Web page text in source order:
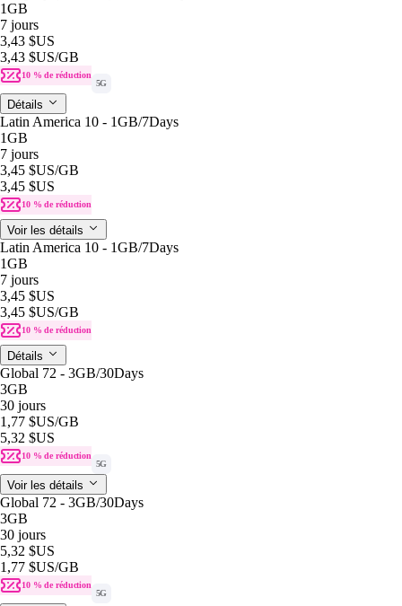
1GB
7 jours
3,43 $US
3,43 $US/GB
10 % de réduction
5G
Détails
Latin America 10 - 1GB/7Days
1GB
7 jours
3,45 $US/GB
3,45 $US
10 % de réduction
Voir les détails
Latin America 10 - 1GB/7Days
1GB
7 jours
3,45 $US
3,45 $US/GB
10 % de réduction
Détails
Global 72 - 3GB/30Days
3GB
30 jours
1,77 $US/GB
5,32 $US
10 % de réduction
5G
Voir les détails
Global 72 - 3GB/30Days
3GB
30 jours
5,32 $US
1,77 $US/GB
10 % de réduction
5G